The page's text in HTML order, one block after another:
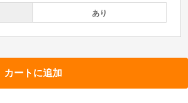
あり
カートに追加